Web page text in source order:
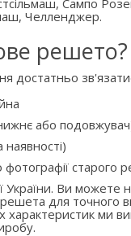
Сампо
Челленджер.
решето?
достатньо
або
фотографії старого
України. Ви можете
для точного
характеристик ми